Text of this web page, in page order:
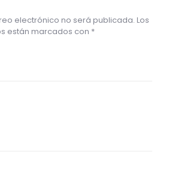
electrónico no será publicada. Los
están marcados con *